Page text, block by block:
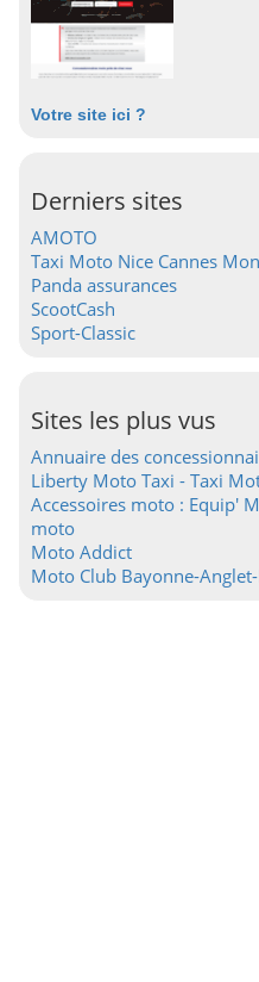
Votre site ici ?
Derniers sites
AMOTO
Taxi Moto Nice Cannes
Panda assurances
ScootCash
Sport-Classic
Sites les plus vus
Annuaire des
Liberty Moto Taxi - Taxi
Accessoires moto : Equip'
moto
Moto Addict
Moto Club Bayonne-